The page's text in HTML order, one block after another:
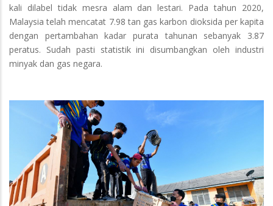
kali dilabel tidak mesra alam dan lestari. Pada tahun 2020,
Malaysia telah mencatat 7.98 tan gas karbon dioksida per kapita
dengan pertambahan kadar purata tahunan sebanyak 3.87
peratus. Sudah pasti statistik ini disumbangkan oleh industri
minyak dan gas negara.